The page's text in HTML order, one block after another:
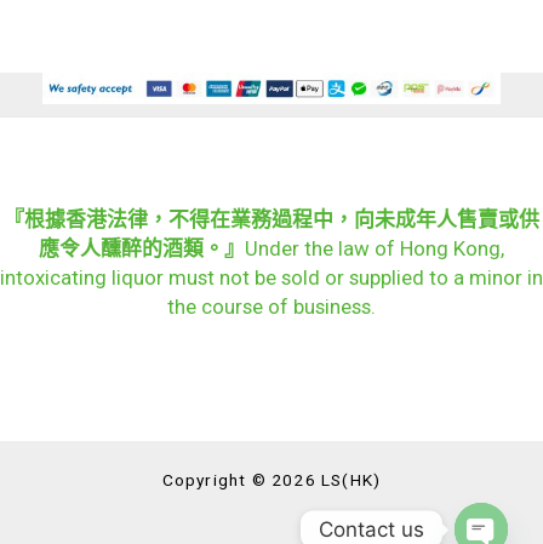
『根據香港法律，不得在業務過程中，向未成年人售賣或供
應令人醺醉的酒類。』 Under the law of Hong Kong,
intoxicating liquor must not be sold or supplied to a minor in
the course of business.
Copyright © 2026 LS(HK)
Contact us